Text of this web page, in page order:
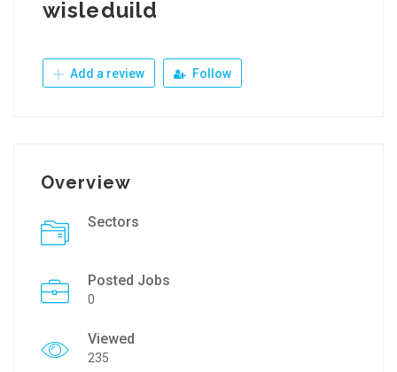
wisleduild
Add a review Follow
Overview
Sectors
Posted Jobs
0
Viewed
235